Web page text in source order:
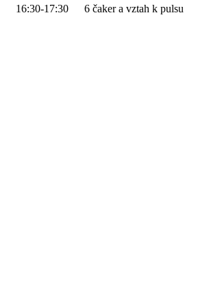
16:30-17:30
6 čaker a vztah k pulsu